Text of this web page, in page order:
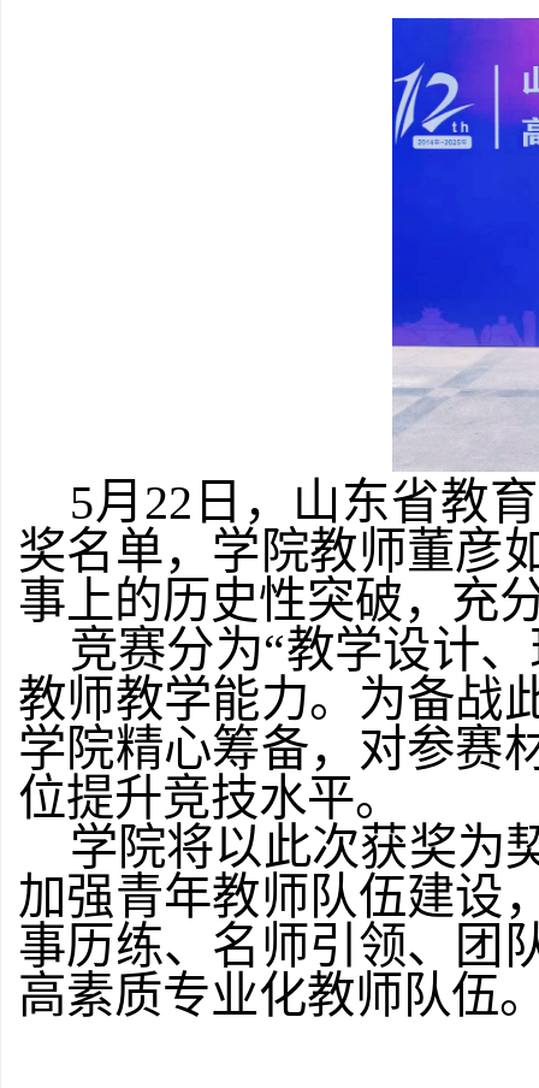
5月 22 日，山东省教
奖名单，学院教师董彦
事上的历史性突破，充
竞赛分为“教学设计
教师教学能力。为备战
学院精心筹备，对参赛
位提升竞技水平。
学院将以此次获奖为
加强青年教师队伍建设
事历练、名师引领、团
高素质专业化教师队伍